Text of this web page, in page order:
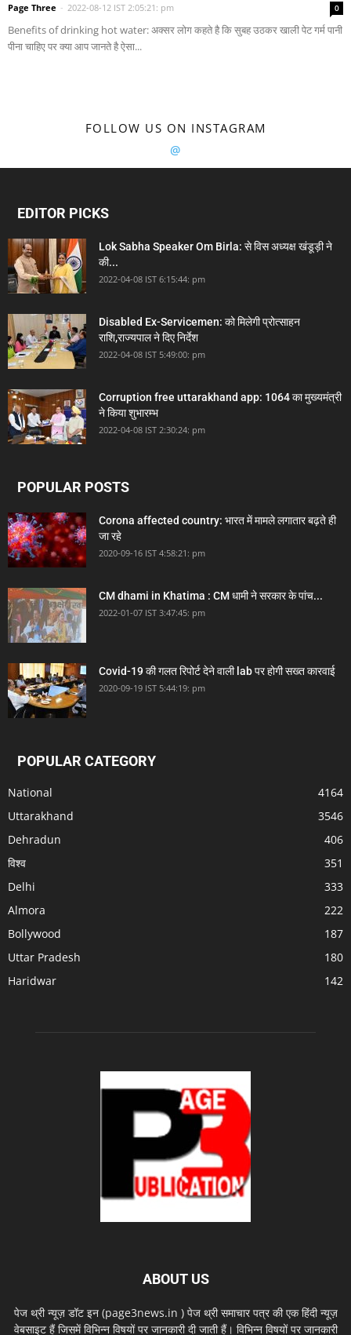
Page Three - 2022-08-12 IST 2:05:21: pm 0
Benefits of drinking hot water: अक्सर लोग कहते है कि सुबह उठकर खाली पेट गर्म पानी
पीना चाहिए पर क्या आप जानते है ऐसा...
FOLLOW US ON INSTAGRAM
@
EDITOR PICKS
Lok Sabha Speaker Om Birla: से विस अध्यक्ष खंडूड़ी ने
की...
2022-04-08 IST 6:15:44: pm
Disabled Ex-Servicemen: को मिलेगी प्रोत्साहन
राशि,राज्यपाल ने दिए निर्देश
2022-04-08 IST 5:49:00: pm
Corruption free uttarakhand app: 1064 का मुख्यमंत्री
ने किया शुभारम्भ
2022-04-08 IST 2:30:24: pm
POPULAR POSTS
Corona affected country: भारत में मामले लगातार बढ़ते ही
जा रहे
2020-09-16 IST 4:58:21: pm
CM dhami in Khatima : CM धामी ने सरकार के पांच...
2022-01-07 IST 3:47:45: pm
Covid-19 की गलत रिपोर्ट देने वाली lab पर होगी सख्त कारवाई
2020-09-19 IST 5:44:19: pm
POPULAR CATEGORY
National
4164
Uttarakhand
3546
Dehradun
406
विश्व
351
Delhi
333
Almora
222
Bollywood
187
Uttar Pradesh
180
Haridwar
142
ABOUT US
पेज थ्री न्यूज़ डॉट इन (page3news.in ) पेज थ्री समाचार पत्र की एक हिंदी न्यूज़
वेबसाइट हैं जिसमें विभिन्न विषयों पर जानकारी दी जाती हैं। विभिन्न विषयों पर जानकारी